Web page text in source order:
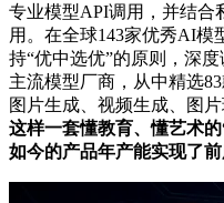
专业模型API调用，并结合
用。在全球143家优秀AI模
持“优中选优”的原则，深
主流模型厂商，从中精选
图片生成、视频生成、图片
这样一套懂教育、懂艺术
如今的产品年产能实现了前